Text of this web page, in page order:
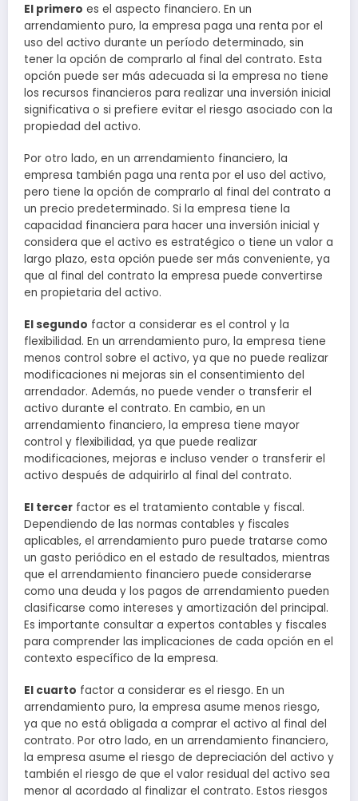
El primero es el aspecto financiero. En un
arrendamiento puro, la empresa paga una renta por el
uso del activo durante un período determinado, sin
tener la opción de comprarlo al final del contrato. Esta
opción puede ser más adecuada si la empresa no tiene
los recursos financieros para realizar una inversión inicial
significativa o si prefiere evitar el riesgo asociado con la
propiedad del activo.
Por otro lado, en un arrendamiento financiero, la
empresa también paga una renta por el uso del activo,
pero tiene la opción de comprarlo al final del contrato a
un precio predeterminado. Si la empresa tiene la
capacidad financiera para hacer una inversión inicial y
considera que el activo es estratégico o tiene un valor a
largo plazo, esta opción puede ser más conveniente, ya
que al final del contrato la empresa puede convertirse
en propietaria del activo.
El segundo factor a considerar es el control y la
flexibilidad. En un arrendamiento puro, la empresa tiene
menos control sobre el activo, ya que no puede realizar
modificaciones ni mejoras sin el consentimiento del
arrendador. Además, no puede vender o transferir el
activo durante el contrato. En cambio, en un
arrendamiento financiero, la empresa tiene mayor
control y flexibilidad, ya que puede realizar
modificaciones, mejoras e incluso vender o transferir el
activo después de adquirirlo al final del contrato.
El tercer factor es el tratamiento contable y fiscal.
Dependiendo de las normas contables y fiscales
aplicables, el arrendamiento puro puede tratarse como
un gasto periódico en el estado de resultados, mientras
que el arrendamiento financiero puede considerarse
como una deuda y los pagos de arrendamiento pueden
clasificarse como intereses y amortización del principal.
Es importante consultar a expertos contables y fiscales
para comprender las implicaciones de cada opción en el
contexto específico de la empresa.
El cuarto factor a considerar es el riesgo. En un
arrendamiento puro, la empresa asume menos riesgo,
ya que no está obligada a comprar el activo al final del
contrato. Por otro lado, en un arrendamiento financiero,
la empresa asume el riesgo de depreciación del activo y
también el riesgo de que el valor residual del activo sea
menor al acordado al finalizar el contrato. Estos riesgos